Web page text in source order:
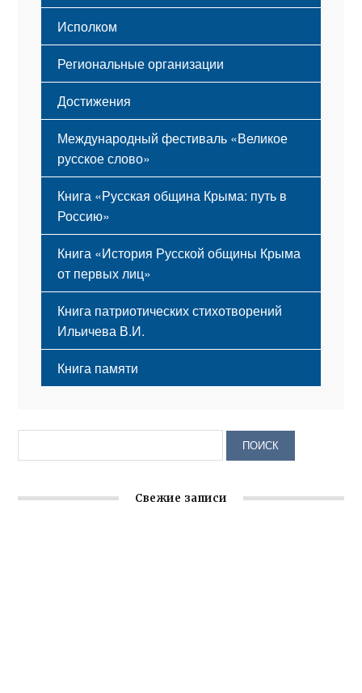
Исполком
Региональные организации
Достижения
Международный фестиваль «Великое
русское слово»
Книга «Русская община Крыма: путь в
Россию»
Книга «История Русской общины Крыма
от первых лиц»
Книга патриотических стихотворений
Ильичева В.И.
Книга памяти
Свежие записи